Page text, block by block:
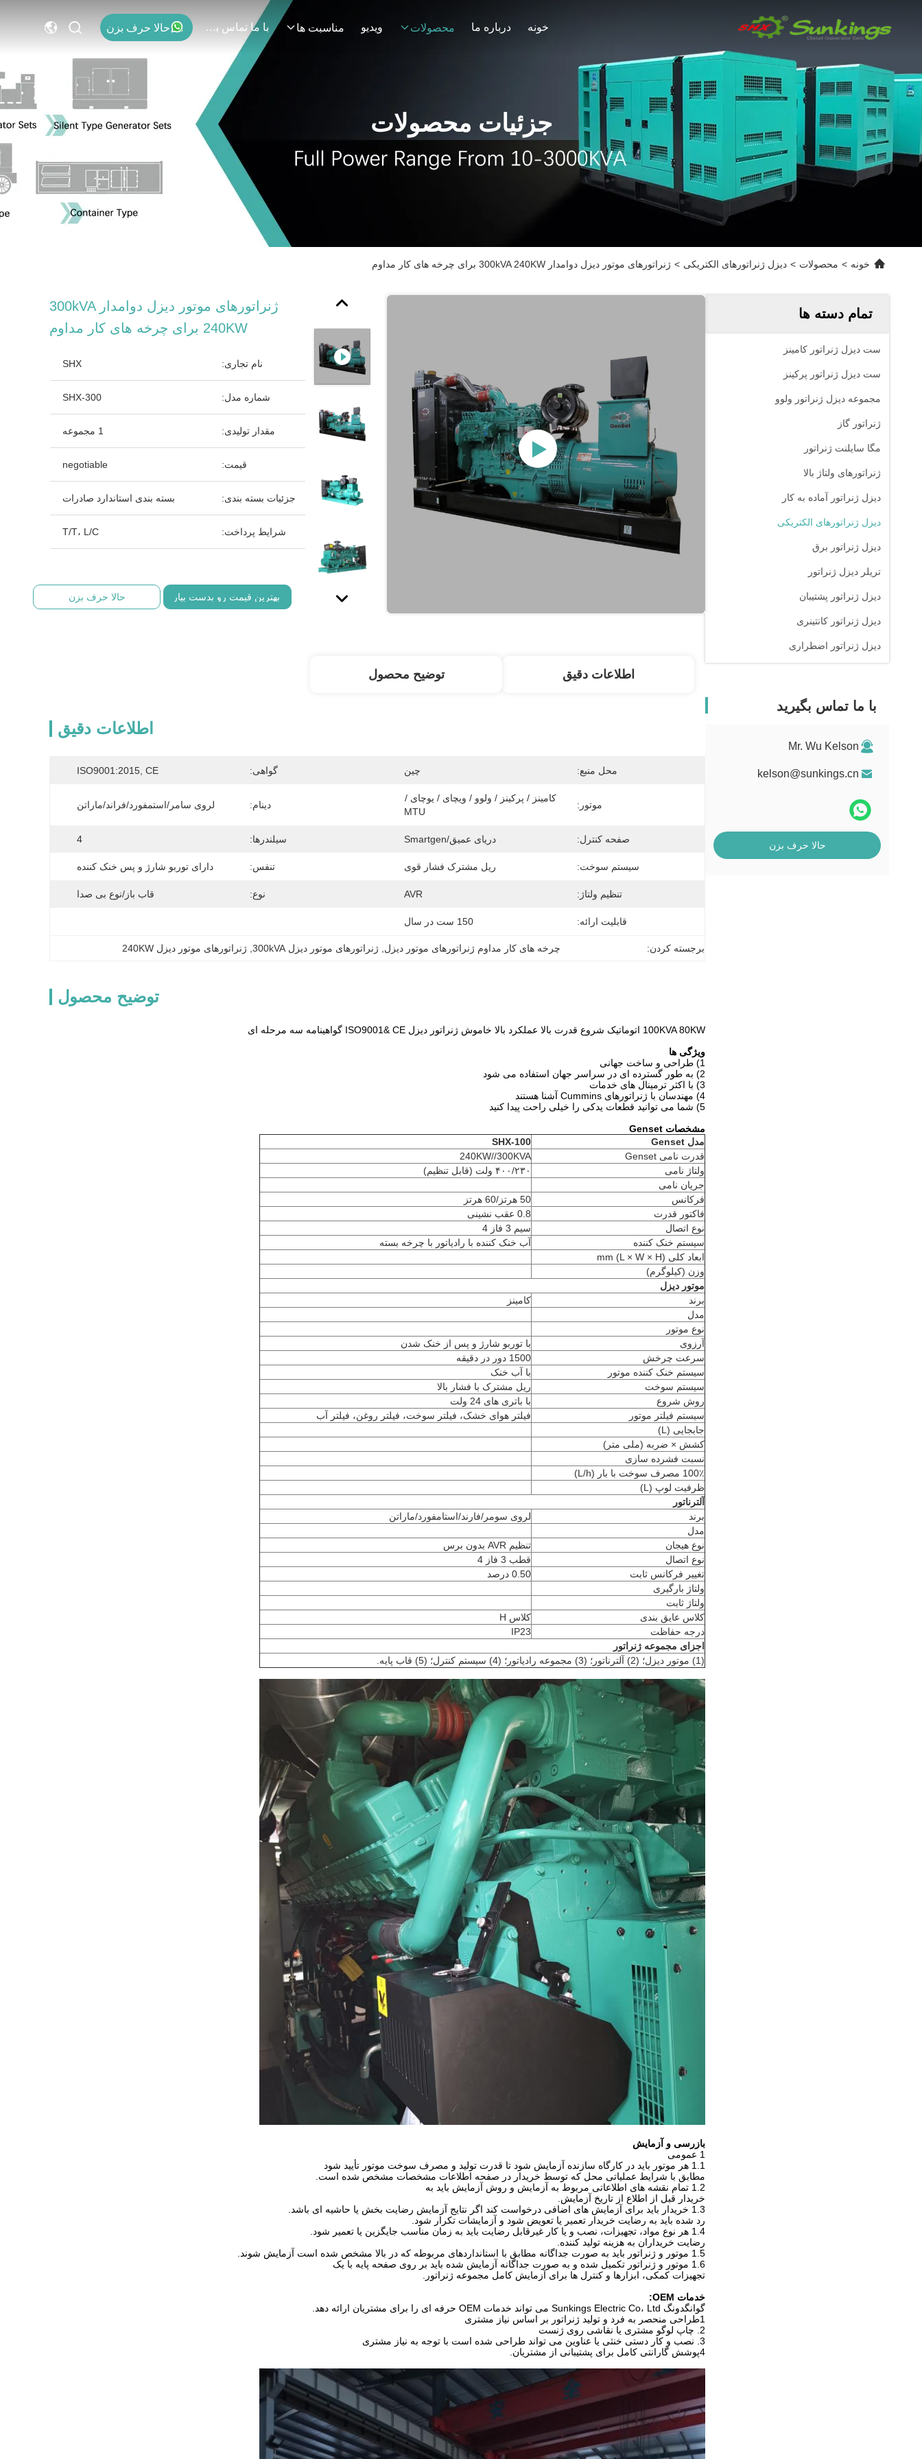
خونه درباره ما محصولات ویدیو مناسبت ها با ما تماس بگیرید حالا حرف بزن
جزئیات محصولات
خونه > محصولات > دیزل ژنراتورهای الکتریکی > ژنراتورهای موتور دیزل دوامدار 300kVA 240KW برای چرخه های کار مداوم
تمام دسته ها
ست دیزل ژنراتور کامینز
ست دیزل ژنراتور پرکینز
مجموعه دیزل ژنراتور ولوو
ژنراتور گاز
مگا سایلنت ژنراتور
ژنراتورهای ولتاژ بالا
دیزل ژنراتور آماده به کار
دیزل ژنراتورهای الکتریکی
دیزل ژنراتور برق
تریلر دیزل ژنراتور
دیزل ژنراتور پشتیبان
دیزل ژنراتور کانتینری
دیزل ژنراتور اضطراری
با ما تماس بگیرید
Mr. Wu Kelson
kelson@sunkings.cn
حالا حرف بزن
ژنراتورهای موتور دیزل دوامدار 300kVA
240KW برای چرخه های کار مداوم
نام تجاری: SHX
شماره مدل: SHX-300
مقدار تولیدی: 1 مجموعه
قیمت: negotiable
جزئیات بسته بندی: بسته بندی استاندارد صادرات
شرایط پرداخت: T/T، L/C
بهترین قیمت رو بدست بیار حالا حرف بزن
اطلاعات دقیق توضیح محصول
اطلاعات دقیق
محل منبع: چین گواهی: ISO9001:2015, CE
موتور:
MTU
دینام: لروی سامر/استمفورد/فراند/ماراتن
صفحه کنترل: دریای عمیق/Smartgen سیلندرها: 4
سیستم سوخت: ریل مشترک فشار قوی تنفس: دارای توربو شارژ و پس خنک کننده
تنظیم ولتاژ: AVR نوع: قاب باز/نوع بی صدا
قابلیت ارائه: 150 ست در سال
برجسته کردن: چرخه های کار مداوم ژنراتورهای موتور دیزل , ژنراتورهای موتور دیزل 300kVA , ژنراتورهای موتور دیزل 240KW
توضیح محصول
100KVA 80KW اتوماتیک شروع قدرت بالا عملکرد بالا خاموش ژنراتور دیزل ISO9001& CE گواهینامه سه مرحله ای
ویژگی ها
1) طراحی و ساخت جهانی
2) به طور گسترده ای در سراسر جهان استفاده می شود
3) با اکثر ترمینال های خدمات
4) مهندسان با ژنراتورهای Cummins آشنا هستند
5) شما می توانید قطعات یدکی را خیلی راحت پیدا کنید
مشخصات Genset
مدل Genset
SHX-100
قدرت نامی Genset
240KW//300KVA
ولتاژ نامی
۴۰۰/۲۳۰ ولت (قابل تنظیم)
جریان نامی
فرکانس
50 هرتز/60 هرتز
فاکتور قدرت
0.8 عقب نشینی
نوع اتصال
سیم 3 فاز 4
سیستم خنک کننده
آب خنک کننده با رادیاتور با چرخه بسته
ابعاد کلی (L × W × H) mm
وزن (کیلوگرم)
موتور دیزل
برند
کامینز
مدل
نوع موتور
آرزوی
با توربو شارژ و پس از خنک شدن
سرعت چرخش
1500 دور در دقیقه
سیستم خنک کننده موتور
با آب خنک
سیستم سوخت
ریل مشترک با فشار بالا
روش شروع
با باتری های 24 ولت
سیستم فیلتر موتور
فیلتر هوای خشک، فیلتر سوخت، فیلتر روغن، فیلتر آب
جابجایی (L)
کشش × ضربه (ملی متر)
نسبت فشرده سازی
100٪ مصرف سوخت با بار (L/h)
ظرفیت لوپ (L)
آلترناتور
برند
لروی سومر/فارند/استامفورد/ماراتن
مدل
نوع هیجان
تنظیم AVR بدون برس
نوع اتصال
قطب 3 فاز 4
تغییر فرکانس ثابت
0.50 درصد
ولتاژ بارگیری
ولتاژ ثابت
کلاس عایق بندی
کلاس H
درجه حفاظت
IP23
اجزای مجموعه ژنراتور
(1) موتور دیزل؛ (2) آلترناتور؛ (3) مجموعه رادیاتور؛ (4) سیستم کنترل؛ (5) قاب پایه.
بازرسی و آزمایش
1 عمومی
1.1 هر موتور باید در کارگاه سازنده آزمایش شود تا قدرت تولید و مصرف سوخت موتور تأیید شود
مطابق با شرایط عملیاتی محل که توسط خریدار در صفحه اطلاعات مشخصات مشخص شده است.
1.2 تمام نقشه های اطلاعاتی مربوط به آزمایش و روش آزمایش باید به
خریدار قبل از اطلاع از تاریخ آزمایش.
1.3 خریدار باید برای آزمایش های اضافی درخواست کند اگر نتایج آزمایش رضایت بخش یا حاشیه ای باشد.
رد شده باید به رضایت خریدار تعمیر یا تعویض شود و آزمایشات تکرار شود.
1.4 هر نوع مواد، تجهیزات، نصب و یا کار غیرقابل رضایت باید به زمان مناسب جایگزین یا تعمیر شود.
رضایت خریداران به هزینه تولید کننده.
1.5 موتور و ژنراتور باید به صورت جداگانه مطابق با استانداردهای مربوطه که در بالا مشخص شده است آزمایش شوند.
1.6 موتور و ژنراتور تکمیل شده و به صورت جداگانه آزمایش شده باید بر روی صفحه پایه با یک
تجهیزات کمکی، ابزارها و کنترل ها برای آزمایش کامل مجموعه ژنراتور.
خدمات OEM:
گوانگدونگ Sunkings Electric Co، Ltd می تواند خدمات OEM حرفه ای را برای مشتریان ارائه دهد.
1طراحی منحصر به فرد و تولید ژنراتور بر اساس نیاز مشتری
2. چاپ لوگو مشتری یا نقاشی روی ژنست
3. نصب و کار دستی خنثی یا عناوین می تواند طراحی شده است با توجه به نیاز مشتری
4پوشش گارانتی کامل برای پشتیبانی از مشتریان.